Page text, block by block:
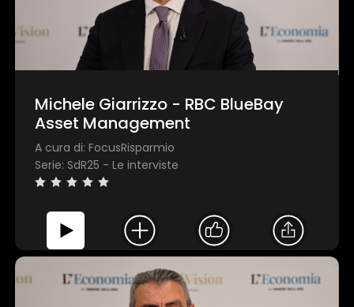
Michele Giarrizzo - RBC BlueBay
Asset Management
A cura di: FocusRisparmio
Serie: SdR25 - Le interviste